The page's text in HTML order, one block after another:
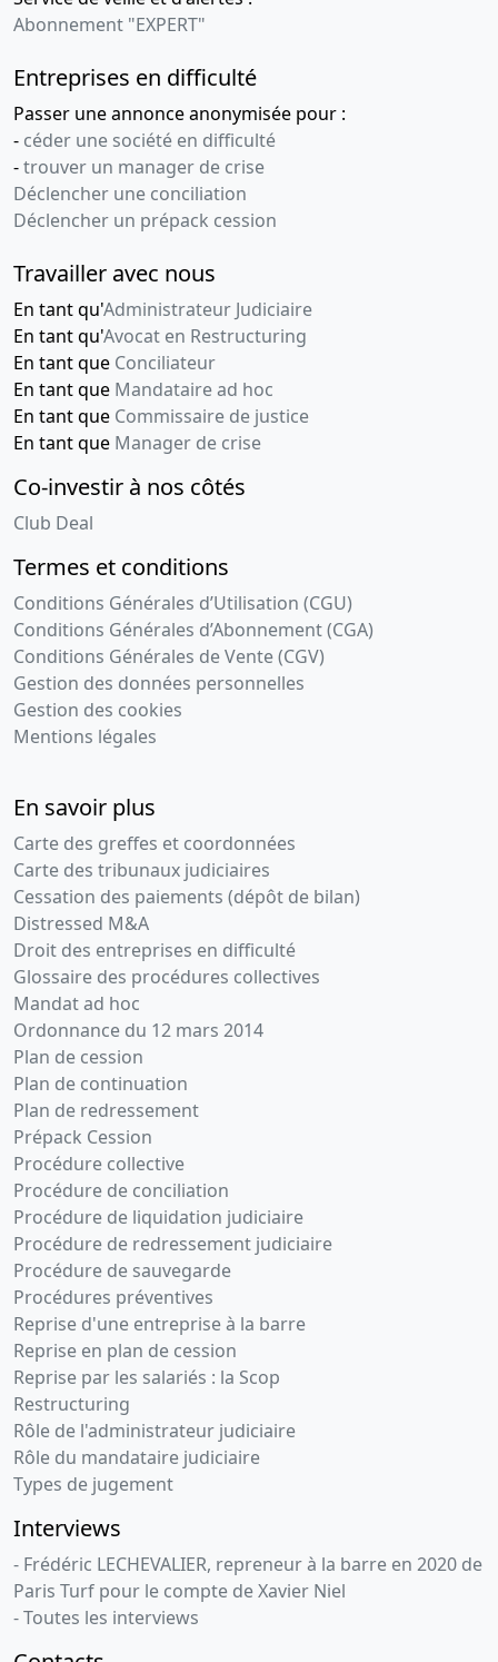
Abonnement "EXPERT"
Entreprises en difficulté
Passer une annonce anonymisée pour :
- céder une société en difficulté
-trouver un manager de crise
Déclencher une conciliation
Déclencher un prépack cession
Travailler avec nous
En tant qu'Administrateur Judiciaire
En tant qu'Avocat en Restructuring
En tant que Conciliateur
En tant que Mandataire ad hoc
En tant que Commissaire de justice
En tant que Manager de crise
Co-investir à nos côtés
Club Deal
Termes et conditions
Conditions Générales d’Utilisation (CGU)
Conditions Générales d’Abonnement (CGA)
Conditions Générales de Vente (CGV)
Gestion des données personnelles
Gestion des cookies
Mentions légales
En savoir plus
Carte des greffes et coordonnées
Carte des tribunaux judiciaires
Cessation des paiements (dépôt de bilan)
Distressed M&A
Droit des entreprises en difficulté
Glossaire des procédures collectives
Mandat ad hoc
Ordonnance du 12 mars 2014
Plan de cession
Plan de continuation
Plan de redressement
Prépack Cession
Procédure collective
Procédure de conciliation
Procédure de liquidation judiciaire
Procédure de redressement judiciaire
Procédure de sauvegarde
Procédures préventives
Reprise d'une entreprise à la barre
Reprise en plan de cession
Reprise par les salariés : la Scop
Restructuring
Rôle de l'administrateur judiciaire
Rôle du mandataire judiciaire
Types de jugement
Interviews
- Frédéric LECHEVALIER, repreneur à la barre en 2020 de
Paris Turf pour le compte de Xavier Niel
- Toutes les interviews